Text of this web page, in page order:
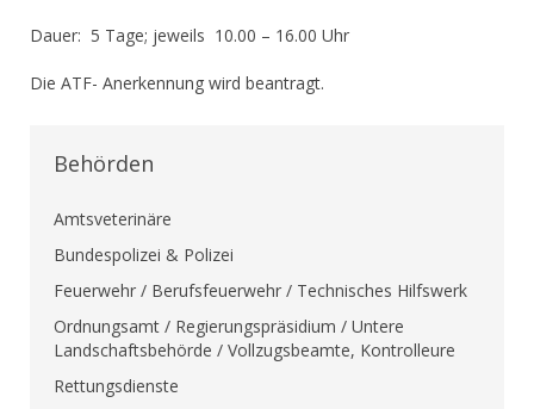
Dauer: 5 Tage; jeweils 10.00 – 16.00 Uhr
Die ATF- Anerkennung wird beantragt.
Behörden
Amtsveterinäre
Bundespolizei & Polizei
Feuerwehr / Berufsfeuerwehr / Technisches Hilfswerk
Ordnungsamt / Regierungspräsidium / Untere
Landschaftsbehörde / Vollzugsbeamte, Kontrolleure
Rettungsdienste